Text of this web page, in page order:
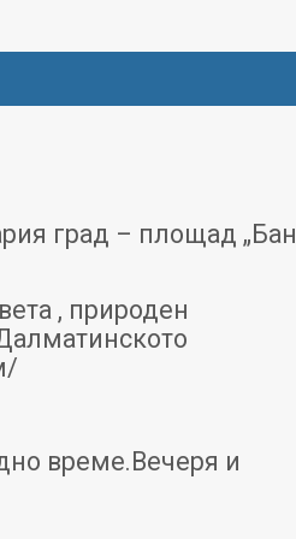
град – площад „Бан
, природен
време.Вечеря и